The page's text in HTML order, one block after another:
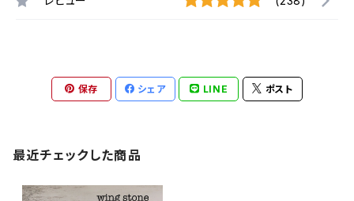
保存 シェア LINE ポスト
最近チェックした商品